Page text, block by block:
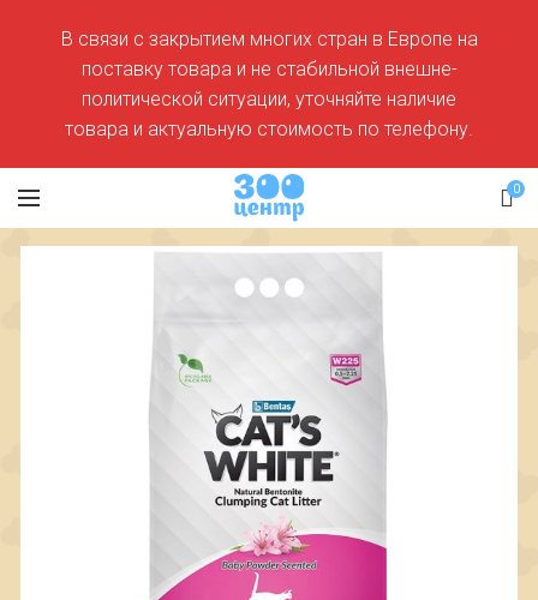
0
В связи с закрытием многих стран в Европе на
поставку товара и не стабильной внешне-
политической ситуации, уточняйте наличие
товара и актуальную стоимость по телефону.